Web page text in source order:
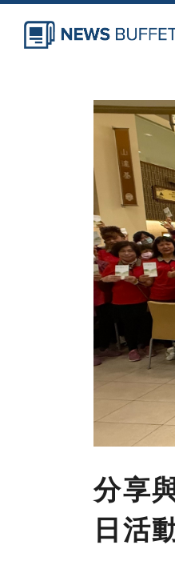
分享
日活